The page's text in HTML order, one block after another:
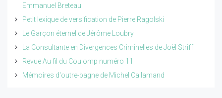
Emmanuel Breteau
Petit lexique de versification de Pierre Ragolski
Le Garçon éternel de Jérôme Loubry
La Consultante en Divergences Criminelles de Joël Striff
Revue Au fil du Coulomp numéro 11
Mémoires d'outre-bagne de Michel Callamand